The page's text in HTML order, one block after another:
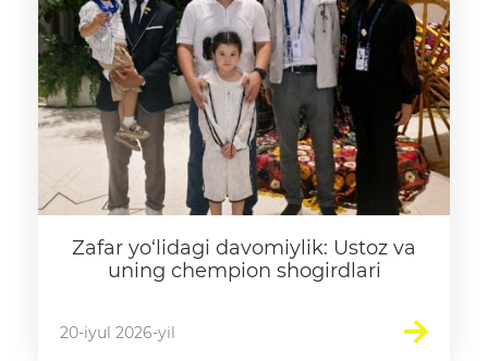
Raqamli kutubxona
Yagona elektron tizim
Malaka oshirish
Axborot xizmati
OAV biz haqimizda
Zafar yo‘lidagi davomiylik: Ustoz va
uning chempion shogirdlari
20-iyul 2026-yil